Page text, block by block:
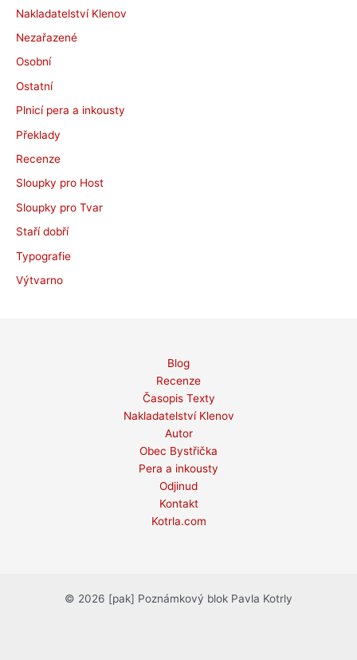
Nakladatelství Klenov
Nezařazené
Osobní
Ostatní
Plnicí pera a inkousty
Překlady
Recenze
Sloupky pro Host
Sloupky pro Tvar
Staří dobří
Typografie
Výtvarno
Blog
Recenze
Časopis Texty
Nakladatelství Klenov
Autor
Obec Bystřička
Pera a inkousty
Odjinud
Kontakt
Kotrla.com
© 2026 [pak] Poznámkový blok Pavla Kotrly